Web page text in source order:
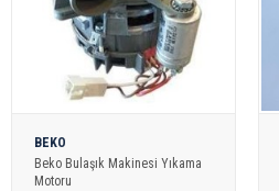
BEKO
Beko Bulaşık Makinesi Yıkama
Motoru